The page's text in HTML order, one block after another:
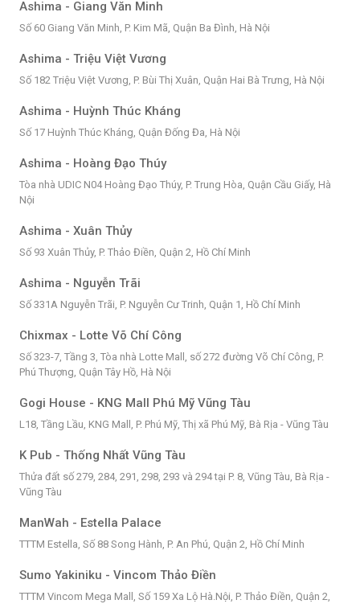
Ashima - Giang Văn Minh
Số 60 Giang Văn Minh, P. Kim Mã, Quận Ba Đình, Hà Nội
Ashima - Triệu Việt Vương
Số 182 Triệu Việt Vương, P. Bùi Thị Xuân, Quận Hai Bà Trưng, Hà Nội
Ashima - Huỳnh Thúc Kháng
Số 17 Huỳnh Thúc Kháng, Quận Đống Đa, Hà Nội
Ashima - Hoàng Đạo Thúy
Tòa nhà UDIC N04 Hoàng Đạo Thúy, P. Trung Hòa, Quận Cầu Giấy, Hà
Nội
Ashima - Xuân Thủy
Số 93 Xuân Thủy, P. Thảo Điền, Quận 2, Hồ Chí Minh
Ashima - Nguyễn Trãi
Số 331A Nguyễn Trãi, P. Nguyễn Cư Trinh, Quận 1, Hồ Chí Minh
Chixmax - Lotte Võ Chí Công
Số 323-7, Tầng 3, Tòa nhà Lotte Mall, số 272 đường Võ Chí Công, P.
Phú Thượng, Quận Tây Hồ, Hà Nội
Gogi House - KNG Mall Phú Mỹ Vũng Tàu
L18, Tầng Lầu, KNG Mall, P. Phú Mỹ, Thị xã Phú Mỹ, Bà Rịa - Vũng Tàu
K Pub - Thống Nhất Vũng Tàu
Thửa đất số 279, 284, 291, 298, 293 và 294 tại P. 8, Vũng Tàu, Bà Rịa -
Vũng Tàu
ManWah - Estella Palace
TTTM Estella, Số 88 Song Hành, P. An Phú, Quận 2, Hồ Chí Minh
Sumo Yakiniku - Vincom Thảo Điền
TTTM Vincom Mega Mall, Số 159 Xa Lộ Hà.Nội, P. Thảo Điền, Quận 2,